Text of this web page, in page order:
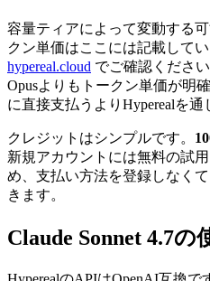
容量ティアによって変動する
クン単価はここには記載して
hypereal.cloud でご確認くださ
Opusよりもトークン単価が明
に直接支払うよりHyperealを通
クレジットはシンプルです。
新規アカウントには無料の試
め、支払い方法を登録しなく
きます。
Claude Sonnet 4.7の